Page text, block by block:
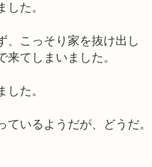
た。
、こっそり家を抜け出し
てしまいました。
た。
いるようだが、どうだ。